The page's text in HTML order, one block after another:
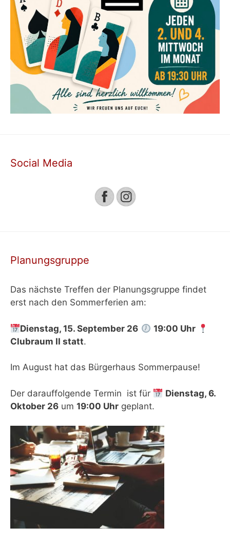
Social Media
Planungsgruppe
Das nächste Treffen der Planungsgruppe findet
erst nach den Sommerferien am:
Dienstag, 15. September 26
19:00 Uhr
Clubraum II statt.
Im August hat das Bürgerhaus Sommerpause!
Der darauffolgende Termin ist für
Dienstag, 6.
Oktober 26 um 19:00 Uhr geplant.